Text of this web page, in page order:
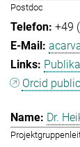
Postdoc
+49
Orcid
Dr.